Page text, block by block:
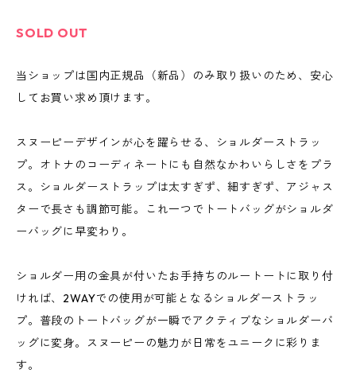
SOLD OUT
当ショップは国内正規品（新品）のみ取り扱いのため、安心
してお買い求め頂けます。
スヌーピーデザインが心を躍らせる、ショルダーストラッ
プ。オトナのコーディネートにも自然なかわいらしさをプラ
ス。ショルダーストラップは太すぎず、細すぎず、アジャス
ターで長さも調節可能。これ一つでトートバッグがショルダ
ーバッグに早変わり。
ショルダー用の金具が付いたお手持ちのルートートに取り付
ければ、2WAYでの使用が可能となるショルダーストラッ
プ。普段のトートバッグが一瞬でアクティブなショルダーバ
ッグに変身。スヌーピーの魅力が日常をユニークに彩りま
す。